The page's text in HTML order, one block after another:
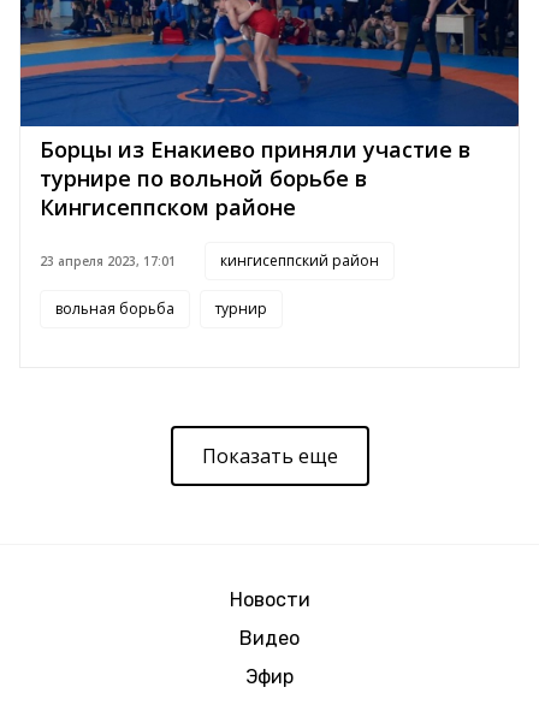
Борцы из Енакиево приняли участие в
турнире по вольной борьбе в
Кингисеппском районе
23 апреля 2023, 17:01 кингисеппский район
вольная борьба турнир
Показать еще
Новости
Видео
Эфир